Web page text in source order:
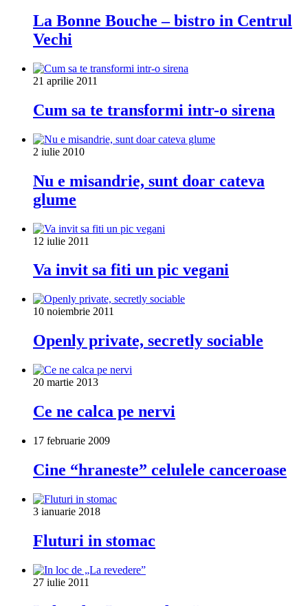
La Bonne Bouche – bistro in Centrul
Vechi
21 aprilie 2011
Cum sa te transformi intr-o sirena
2 iulie 2010
Nu e misandrie, sunt doar cateva
glume
12 iulie 2011
Va invit sa fiti un pic vegani
10 noiembrie 2011
Openly private, secretly sociable
20 martie 2013
Ce ne calca pe nervi
17 februarie 2009
Cine “hraneste” celulele canceroase
3 ianuarie 2018
Fluturi in stomac
27 iulie 2011